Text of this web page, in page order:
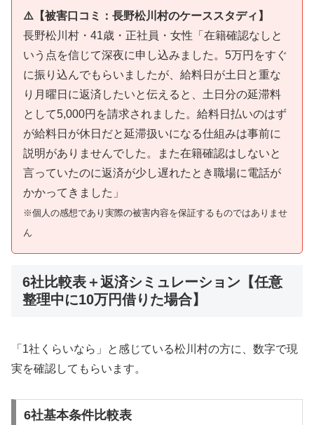
⚠️【被害口コミ：長野松川村のケーススタディ】
長野松川村・41歳・正社員・女性「在籍確認なしと
いう点を信じて深夜に申し込みました。5万円をすぐ
に振り込んでもらいましたが、給料日が土日と重な
り月曜日に返済したいと伝えると、土日分の延滞料
として5,000円を請求されました。給料日払いのはず
が給料日が休日だと延滞扱いになる仕組みは事前に
説明がありませんでした。また在籍確認はしないと
言っていたのに返済が少し遅れたとき職場に電話が
かかってきました」
※個人の感想であり実際の被害内容を保証するものではありませ
ん
6社比較表＋返済シミュレーション【任意
整理中に10万円借りた場合】
「1社くらいなら」と感じている松川村の方に、数字で現
実を確認してもらいます。
6社基本条件比較表